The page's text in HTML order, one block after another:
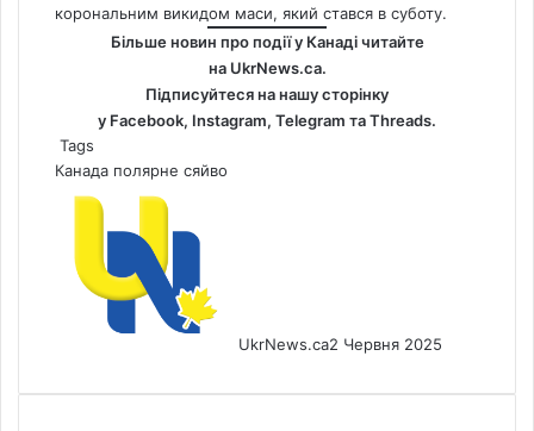
корональним викидом маси, який стався в суботу.
Більше новин про події у Канаді читайте
на UkrNews.ca.
Підписуйтеся на нашу сторінку
у Facebook, Instagram, Telegram таThreads.
Tags
Канада полярне сяйво
UkrNews.ca2 Червня 2025